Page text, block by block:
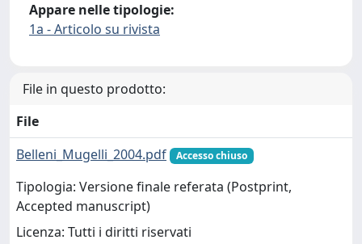
Appare nelle tipologie:
1a - Articolo su rivista
File in questo prodotto:
File
Belleni_Mugelli_2004.pdf
Accesso chiuso
Tipologia: Versione finale referata (Postprint,
Accepted manuscript)
Licenza: Tutti i diritti riservati